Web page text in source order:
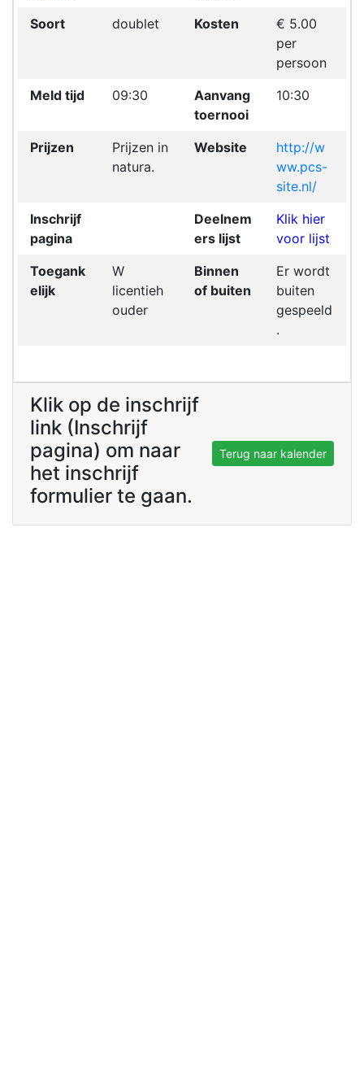
Soort doublet Kosten
€ 5.00
per
persoon
Meld tijd
09:30
Aanvang
toernooi
10:30
Prijzen
Prijzen in
natura.
Website
http://w
ww.pcs-
site.nl/
Inschrijf
pagina
Deelnem
ers lijst
Klik hier
voor lijst
Toegank
elijk
W
licentieh
ouder
Binnen
of buiten
Er wordt
buiten
gespeeld
.
Klik op de inschrijf
link (Inschrijf
pagina) om naar
het inschrijf
formulier te gaan.
Terug naar kalender